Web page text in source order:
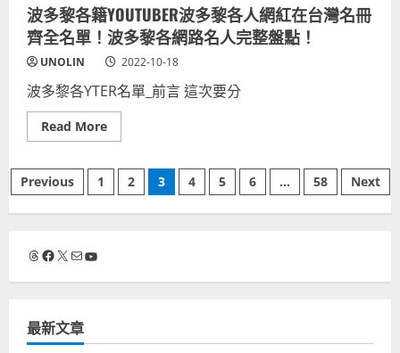
錫
親
戚
大
咖
將
軍
讓
日
本
明
治
新！
嗎？/
你
是
否
記
菲
柯
林
斯
軍
曲！
鳥
波多黎各籍YOUTUBER波多黎各人網紅在台灣名冊
齊全名單！波多黎各網路名人完整盤點！
UNOLIN 2022-10-18
波多黎各YTER名單_前言 這次要分
Read MoreRead
more
各
籍
文
章
分
Previous 1 2 3 4 5 6 ... 58 Next
Threads
Facebook
X 電子郵件YouTube
最新文章